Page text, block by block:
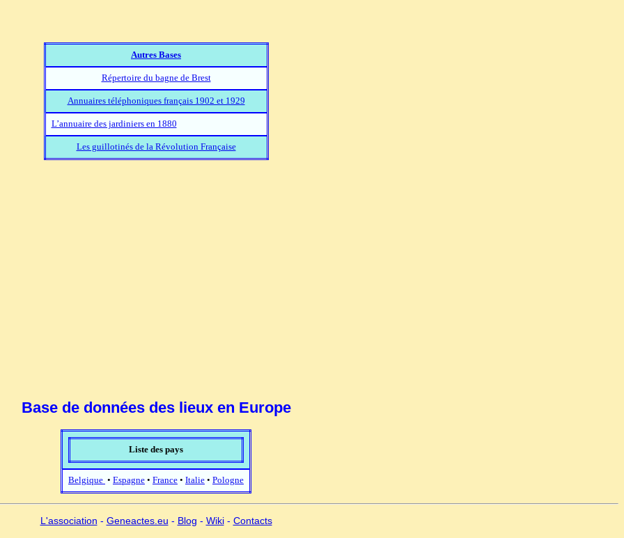
Autres Bases
Répertoire du bagne de Brest
Annuaires téléphoniques français 1902 et 1929
L’annuaire des jardiniers en 1880
Les guillotinés de la Révolution Française
Base de données des lieux en Europe
Liste des pays
Belgique • Espagne • France • Italie • Pologne
L'association - Geneactes.eu - Blog - Wiki- Contacts